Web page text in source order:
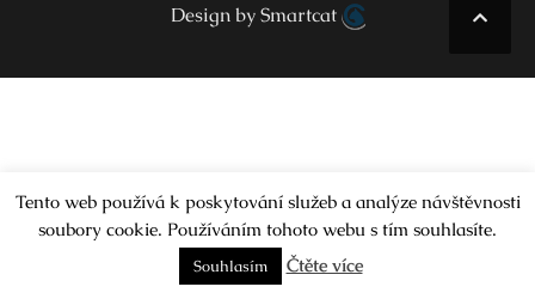
Design by Smartcat
Tento web používá k poskytování služeb a analýze návštěvnosti
soubory cookie. Používáním tohoto webu s tím souhlasíte.
Souhlasím Čtěte více